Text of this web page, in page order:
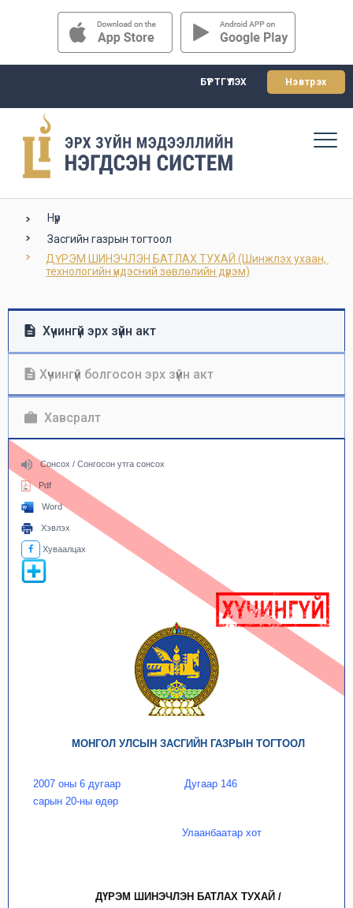
БҮРТГҮҮЛЭХ Нэвтрэх
Нүүр
Засгийн газрын тогтоол
ДҮРЭМ ШИНЭЧЛЭН БАТЛАХ ТУХАЙ (Шинжлэх ухаан,
технологийн үндэсний зөвлөлийн дүрэм)
Хүчингүй эрх зүйн акт
Хүчингүй болгосон эрх зүйн акт
Хавсралт
Сонсох / Сонгосон утга сонсох
Pdf
Word
Хэвлэх
Хуваалцах
МОНГОЛ УЛСЫН ЗАСГИЙН ГАЗРЫН ТОГТООЛ
2007 оны 6 дугаар
сарын 20-ны өдөр
Дугаар 146
Улаанбаатар хот
ДҮРЭМ ШИНЭЧЛЭН БАТЛАХ ТУХАЙ /